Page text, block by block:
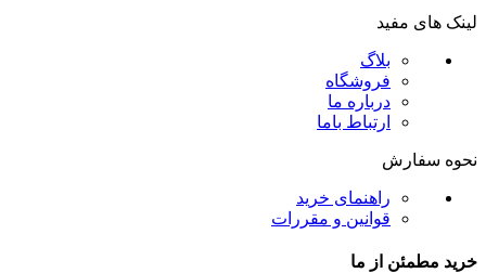
لینک های مفید
بلاگ
فروشگاه
درباره ما
ارتباط باما
نحوه سفارش
راهنمای خرید
قوانین و مقررات
خرید مطمئن از ما